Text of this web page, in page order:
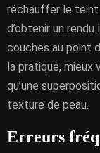
réchauffer le teint
d’obtenir un
couches au point
la pratique, mieux
qu’une
texture de peau.
Erreurs